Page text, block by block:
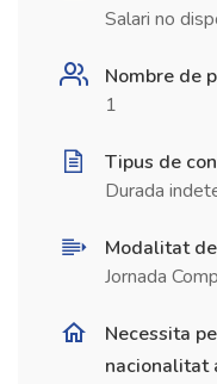
Salari no
Nombre de
1
Tipus de
Durada
Modalitat
Jornada
Necessita
nacionalitat